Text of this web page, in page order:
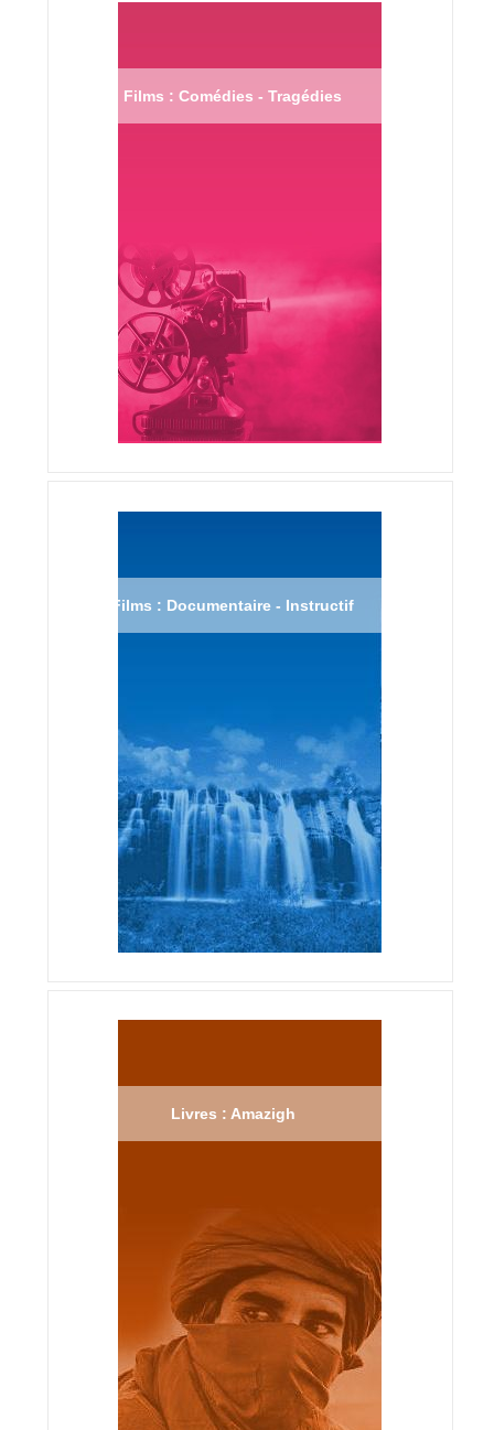
Films : Comédies - Tragédies
Films : Documentaire - Instructif
Livres : Amazigh